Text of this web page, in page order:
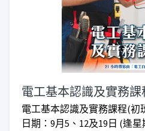
優先留名課程將於確實上課
通知報名者付款事宜，留名
電工基本認識及實務課
電工基本認識及實務課程(初
日期：9月5、12及19日 (逢星